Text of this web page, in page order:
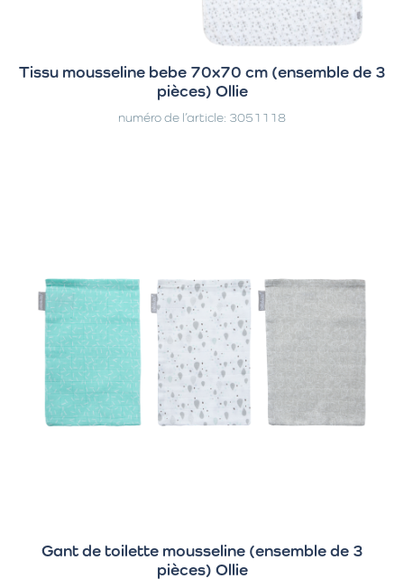
Tissu mousseline bebe 70x70 cm (ensemble de 3
pièces) Ollie
numéro de l’article: 3051118
Gant de toilette mousseline (ensemble de 3
pièces) Ollie